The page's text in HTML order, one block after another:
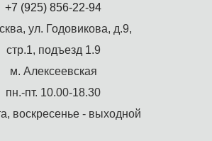
+7 (925) 856-22-94
ул. Годовикова, д.9,
стр.1, подъезд 1.9
м. Алексеевская
пн.-пт. 10.00-18.30
воскресенье - выходной